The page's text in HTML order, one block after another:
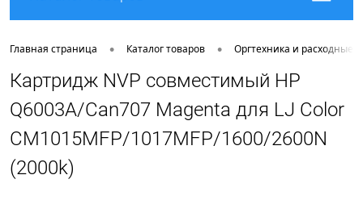
Главная страница • Каталог товаров • Оргтехника и расходные
Картридж NVP совместимый HP
Q6003A/Can707 Magenta для LJ Color
CM1015MFP/1017MFP/1600/2600N
(2000k)